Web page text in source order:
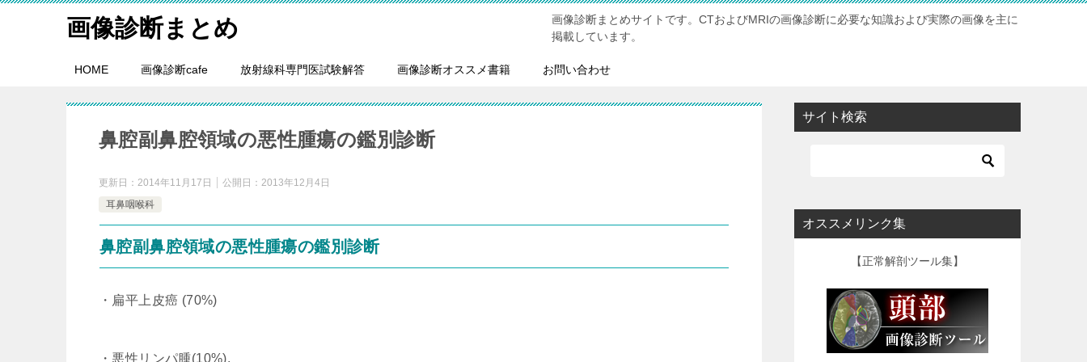
画像診断まとめ
画像診断まとめサイトです。CTおよびMRIの画像診断に必要な知識および実際の画像を主に
掲載しています。
HOME 画像診断cafe 放射線科専門医試験解答 画像診断オススメ書籍 お問い合わせ
鼻腔副鼻腔領域の悪性腫瘍の鑑別診断
更新日： 2014年11月17日 公開日： 2013年12月4日
耳鼻咽喉科
鼻腔副鼻腔領域の悪性腫瘍の鑑別診断
・扁平上皮癌 (70%)
・悪性リンパ腫(10%),
サイト検索
オススメリンク集
【正常解剖ツール集】